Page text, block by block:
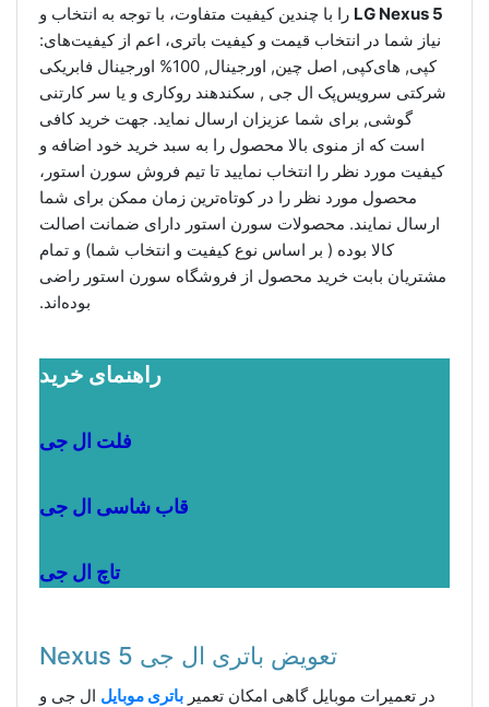
LG Nexus 5 را با چندین کیفیت متفاوت، با توجه به انتخاب و
نیاز شما در انتخاب قیمت و کیفیت باتری، اعم از کیفیت‌های:
کپی, های‌کپی, اصل چین, اورجینال, 100% اورجینال فابریکی
شرکتی سرویس‌پک ال جی , سکند‌هند روکاری و یا سر کارتنی
گوشی, برای شما عزیزان ارسال نماید. جهت خرید کافی
است که از منوی بالا محصول را به سبد خرید خود اضافه و
کیفیت مورد نظر را انتخاب نمایید تا تیم فروش سورن استور،
محصول مورد نظر را در کوتاه‌ترین زمان ممکن برای شما
ارسال نمایند. محصولات سورن استور دارای ضمانت اصالت
کالا بوده ( بر اساس نوع کیفیت و انتخاب شما) و تمام
مشتریان بابت خرید محصول از فروشگاه سورن استور راضی
بوده‌اند.
راهنمای خرید
فلت ال جی
قاب شاسی ال جی
تاچ ال جی
تعویض باتری ال جی Nexus 5
در تعمیرات موبایل گاهی امکان تعمیر باتری موبایل ال جی و